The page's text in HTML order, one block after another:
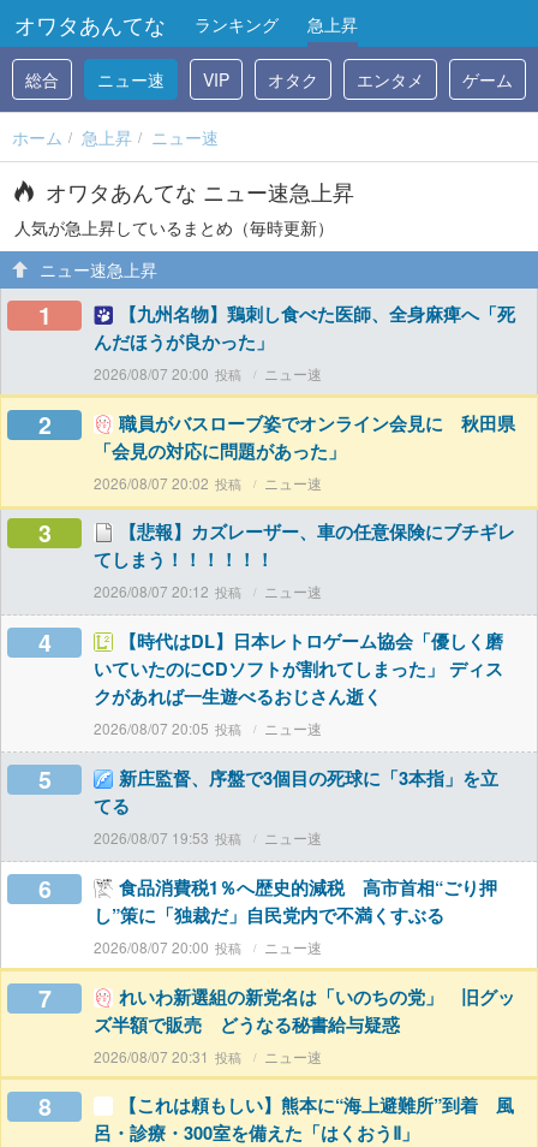
オワタあんてな ランキング 急上昇
総合 ニュー速 VIP オタク エンタメ ゲーム
ホーム 急上昇 ニュー速
オワタあんてな ニュー速急上昇
人気が急上昇しているまとめ（毎時更新）
ニュー速急上昇
1
【九州名物】鶏刺し食べた医師、全身麻痺へ「死
んだほうが良かった」
2026/08/07 20:00 ニュー速
2
職員がバスローブ姿でオンライン会見に 秋田県
「会見の対応に問題があった」
2026/08/07 20:02 ニュー速
3
【悲報】カズレーザー、車の任意保険にブチギレ
てしまう！！！！！！
2026/08/07 20:12 ニュー速
4
【時代はDL】日本レトロゲーム協会「優しく磨
いていたのにCDソフトが割れてしまった」 ディス
クがあれば一生遊べるおじさん逝く
2026/08/07 20:05 ニュー速
5
新庄監督、序盤で3個目の死球に「3本指」を立
てる
2026/08/07 19:53 ニュー速
6
食品消費税1％へ歴史的減税 高市首相“ごり押
し”策に「独裁だ」自民党内で不満くすぶる
2026/08/07 20:00 ニュー速
7
れいわ新選組の新党名は「いのちの党」 旧グッ
ズ半額で販売 どうなる秘書給与疑惑
2026/08/07 20:31 ニュー速
8
【これは頼もしい】熊本に“海上避難所”到着 風
呂・診療・300室を備えた「はくおうⅡ」